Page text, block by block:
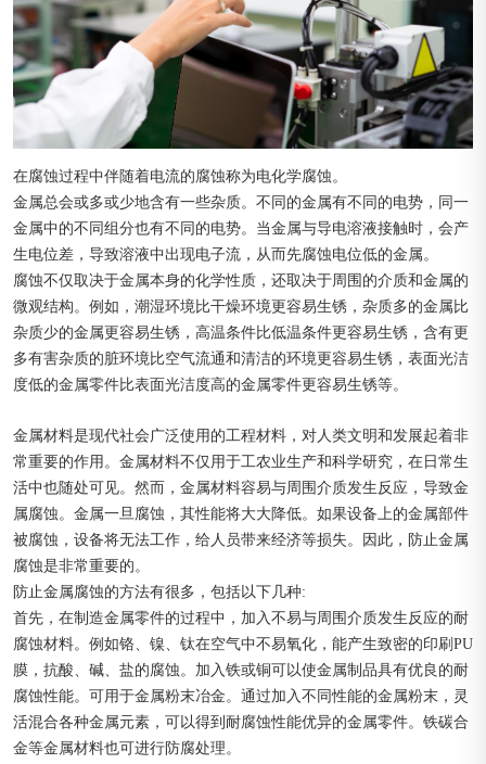
在腐蚀过程中伴随着电流的腐蚀称为电化学腐蚀。
金属总会或多或少地含有一些杂质。不同的金属有不同的电势，同一
金属中的不同组分也有不同的电势。当金属与导电溶液接触时，会产
生电位差，导致溶液中出现电子流，从而先腐蚀电位低的金属。
腐蚀不仅取决于金属本身的化学性质，还取决于周围的介质和金属的
微观结构。例如，潮湿环境比干燥环境更容易生锈，杂质多的金属比
杂质少的金属更容易生锈，高温条件比低温条件更容易生锈，含有更
多有害杂质的脏环境比空气流通和清洁的环境更容易生锈，表面光洁
度低的金属零件比表面光洁度高的金属零件更容易生锈等。
金属材料是现代社会广泛使用的工程材料，对人类文明和发展起着非
常重要的作用。金属材料不仅用于工农业生产和科学研究，在日常生
活中也随处可见。然而，金属材料容易与周围介质发生反应，导致金
属腐蚀。金属一旦腐蚀，其性能将大大降低。如果设备上的金属部件
被腐蚀，设备将无法工作，给人员带来经济等损失。因此，防止金属
腐蚀是非常重要的。
防止金属腐蚀的方法有很多，包括以下几种:
首先，在制造金属零件的过程中，加入不易与周围介质发生反应的耐
腐蚀材料。例如铬、镍、钛在空气中不易氧化，能产生致密的印刷PU
膜，抗酸、碱、盐的腐蚀。加入铁或铜可以使金属制品具有优良的耐
腐蚀性能。可用于金属粉末冶金。通过加入不同性能的金属粉末，灵
活混合各种金属元素，可以得到耐腐蚀性能优异的金属零件。铁碳合
金等金属材料也可进行防腐处理。